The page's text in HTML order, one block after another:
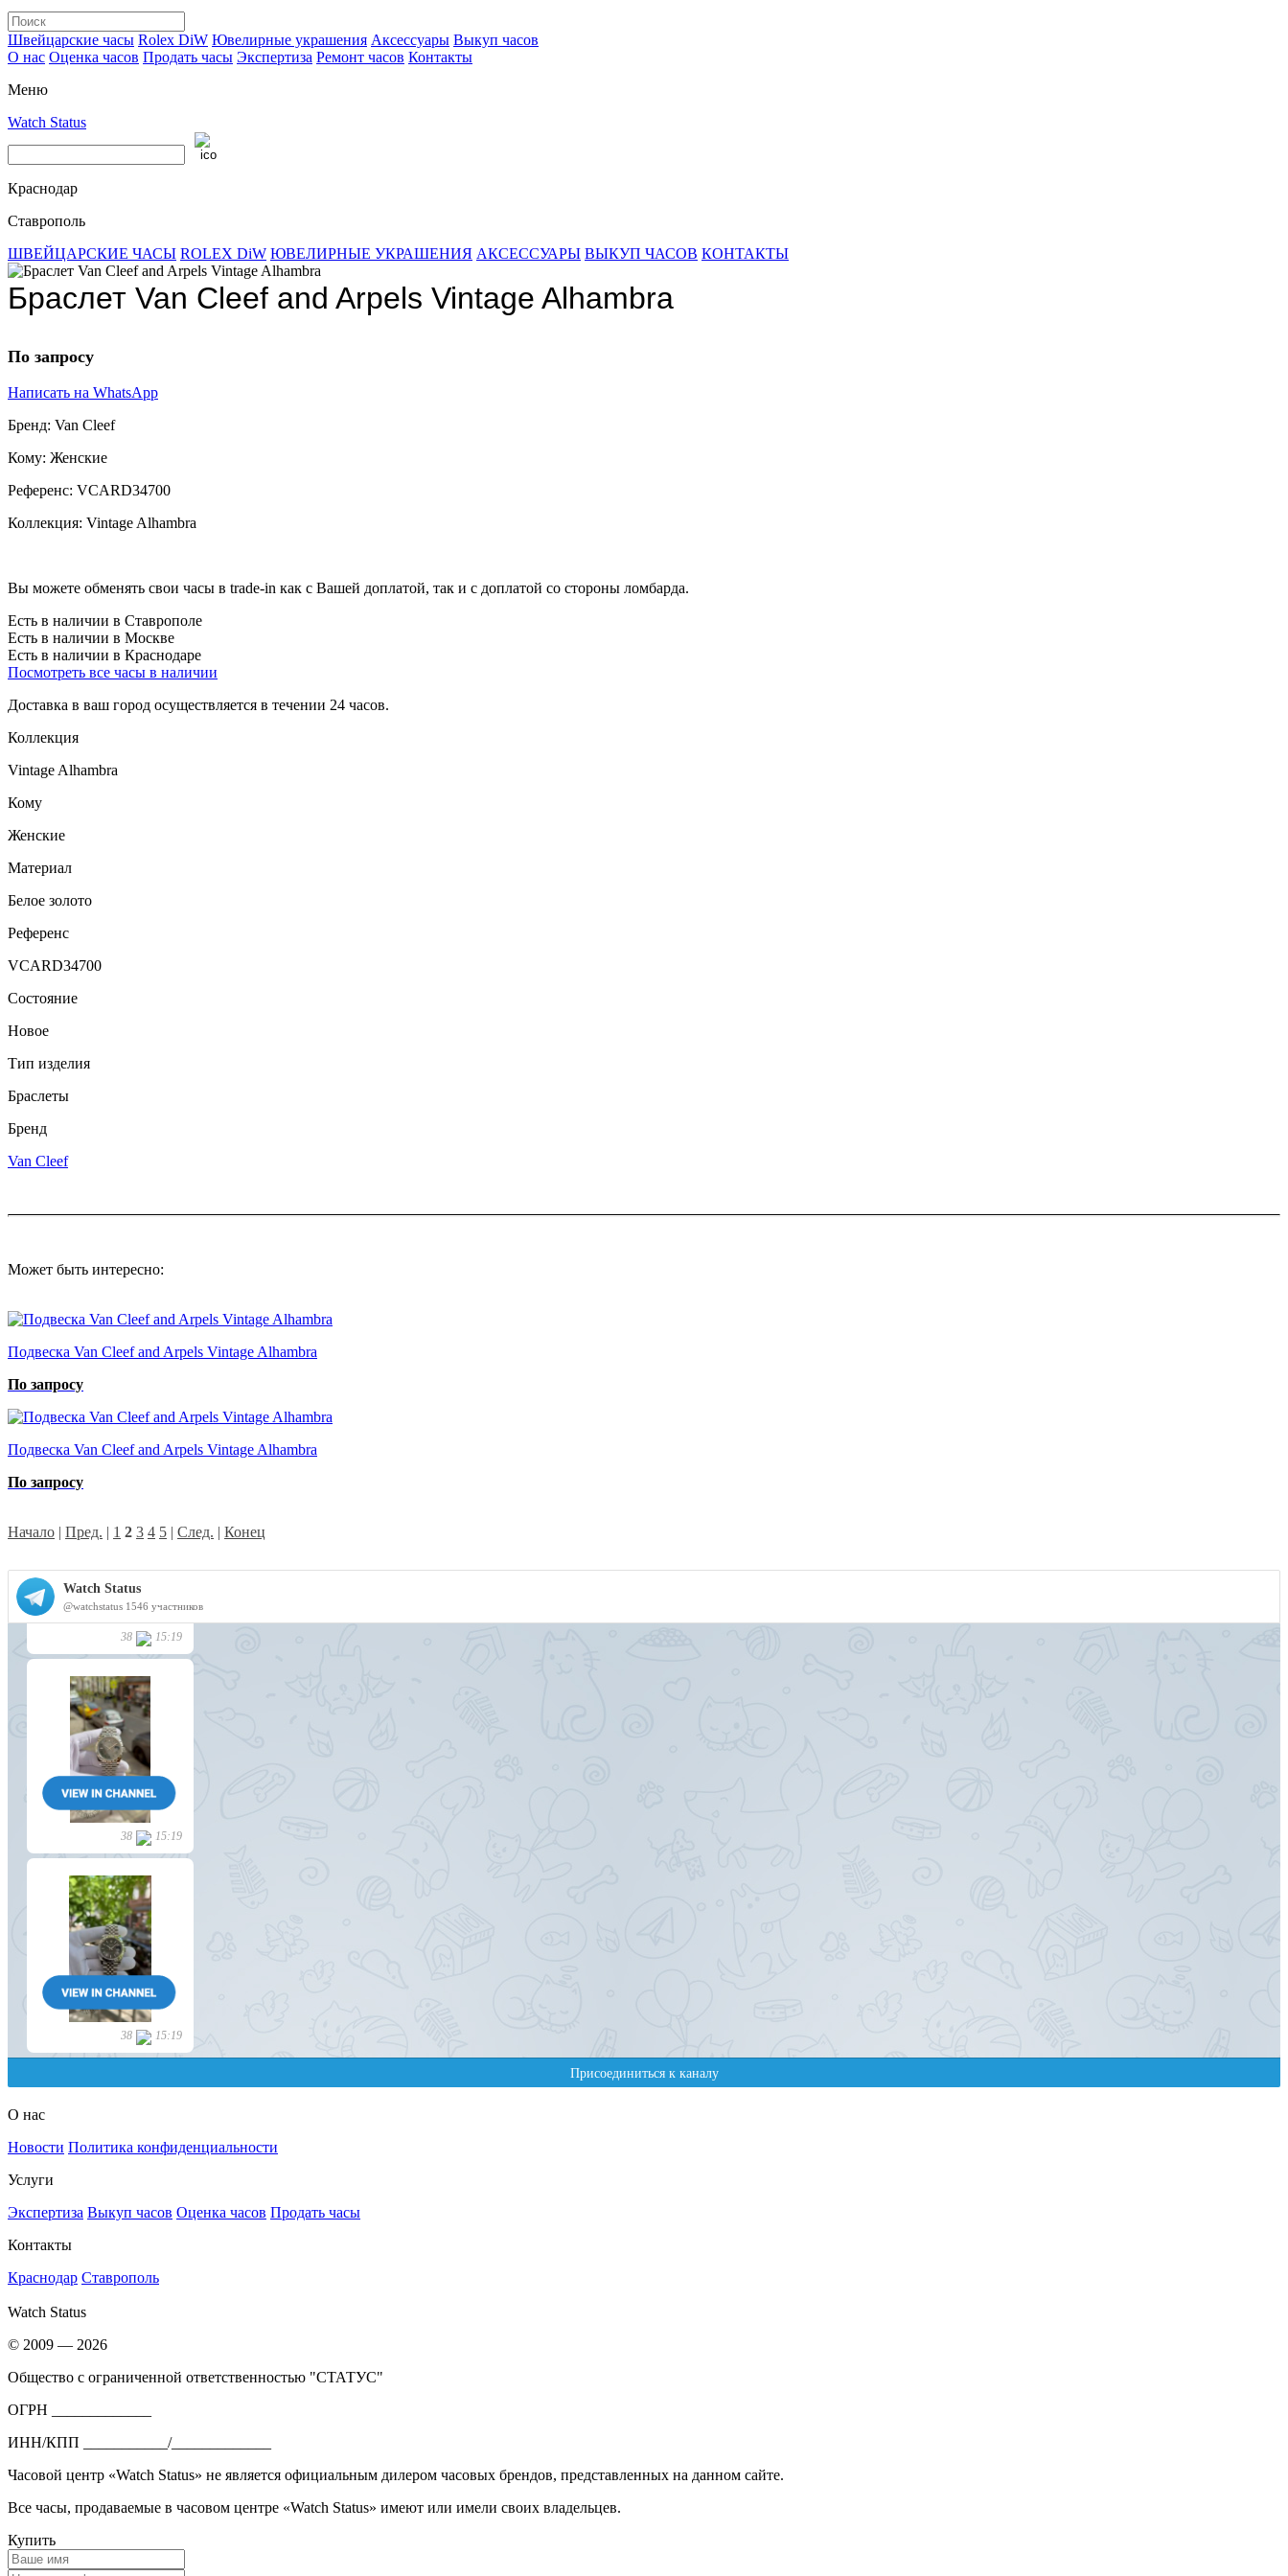
Швейцарские часы Rolex DiW Ювелирные украшения Аксессуары Выкуп часов
О нас Оценка часов Продать часы Экспертиза Ремонт часов Контакты
Меню
Watch Status
Краснодар
Ставрополь
ШВЕЙЦАРСКИЕ ЧАСЫ ROLEX DiW ЮВЕЛИРНЫЕ УКРАШЕНИЯ АКСЕССУАРЫ ВЫКУП ЧАСОВ КОНТАКТЫ
Браслет Van Cleef and Arpels Vintage Alhambra
По запросу
Написать на WhatsApp
Бренд: Van Cleef
Кому: Женские
Референс: VCARD34700
Коллекция: Vintage Alhambra
Вы можете обменять свои часы в trade-in как с Вашей доплатой, так и с доплатой со стороны ломбарда.
Есть в наличии в Ставрополе
Есть в наличии в Москве
Есть в наличии в Краснодаре
Посмотреть все часы в наличии
Доставка в ваш город осуществляется в течении 24 часов.
Коллекция
Vintage Alhambra
Кому
Женские
Материал
Белое золото
Референс
VCARD34700
Состояние
Новое
Тип изделия
Браслеты
Бренд
Van Cleef
Может быть интересно:
Подвеска Van Cleef and Arpels Vintage Alhambra
По запросу
Подвеска Van Cleef and Arpels Vintage Alhambra
По запросу
Начало | Пред. | 1 2 3 4 5 | След. | Конец
О нас
Новости Политика конфиденциальности
Услуги
Экспертиза Выкуп часов Оценка часов Продать часы
Контакты
Краснодар Ставрополь
Watch Status
© 2009 — 2026
Общество с ограниченной ответственностью "СТАТУС"
ОГРН _____________
ИНН/КПП ___________/_____________
Часовой центр «Watch Status» не является официальным дилером часовых брендов, представленных на данном сайте.
Все часы, продаваемые в часовом центре «Watch Status» имеют или имели своих владельцев.
Купить